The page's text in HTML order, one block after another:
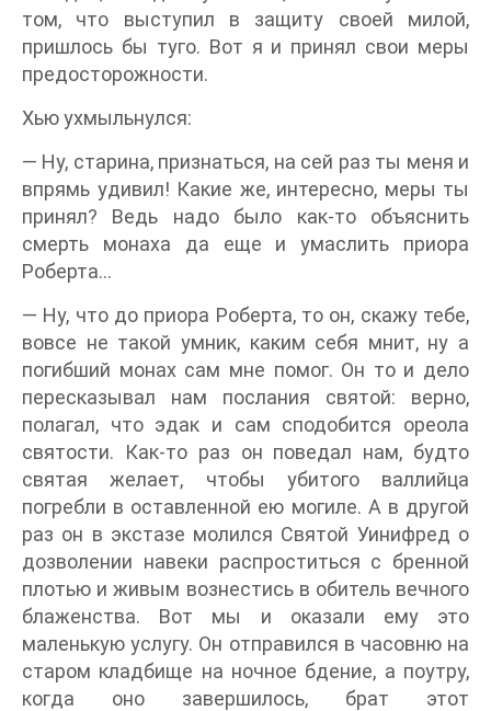
том, что выступил в защиту своей милой,
пришлось бы туго. Вот я и принял свои меры
предосторожности.
Хью ухмыльнулся:
— Ну, старина, признаться, на сей раз ты меня и
впрямь удивил! Какие же, интересно, меры ты
принял? Ведь надо было как-то объяснить
смерть монаха да еще и умаслить приора
Роберта…
— Ну, что до приора Роберта, то он, скажу тебе,
вовсе не такой умник, каким себя мнит, ну а
погибший монах сам мне помог. Он то и дело
пересказывал нам послания святой: верно,
полагал, что эдак и сам сподобится ореола
святости. Как-то раз он поведал нам, будто
святая желает, чтобы убитого валлийца
погребли в оставленной ею могиле. А в другой
раз он в экстазе молился Святой Уинифред о
дозволении навеки распроститься с бренной
плотью и живым вознестись в обитель вечного
блаженства. Вот мы и оказали ему это
маленькую услугу. Он отправился в часовню на
старом кладбище на ночное бдение, а поутру,
когда оно завершилось, брат этот